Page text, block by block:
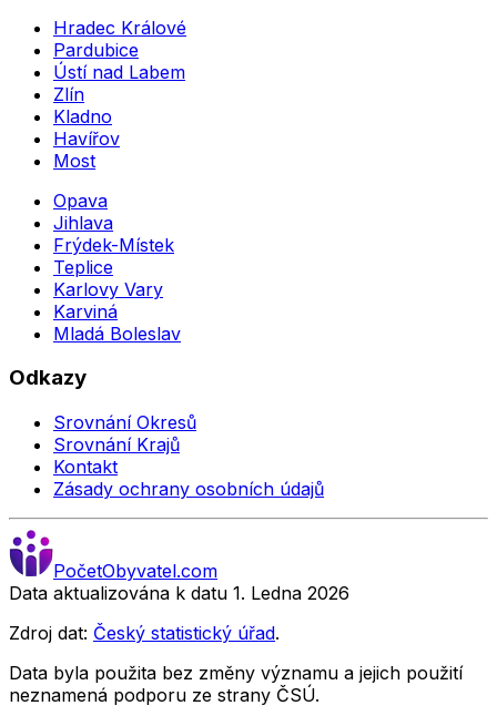
Hradec Králové
Pardubice
Ústí nad Labem
Zlín
Kladno
Havířov
Most
Opava
Jihlava
Frýdek-Místek
Teplice
Karlovy Vary
Karviná
Mladá Boleslav
Odkazy
Srovnání Okresů
Srovnání Krajů
Kontakt
Zásady ochrany osobních údajů
PočetObyvatel.com
Data aktualizována k datu 1. Ledna 2026
Zdroj dat: Český statistický úřad.
Data byla použita bez změny významu a jejich použití
neznamená podporu ze strany ČSÚ.